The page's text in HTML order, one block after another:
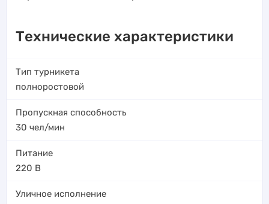
Технические характеристики
Тип турникета
полноростовой
Пропускная способность
30 чел/мин
Питание
220 В
Уличное исполнение